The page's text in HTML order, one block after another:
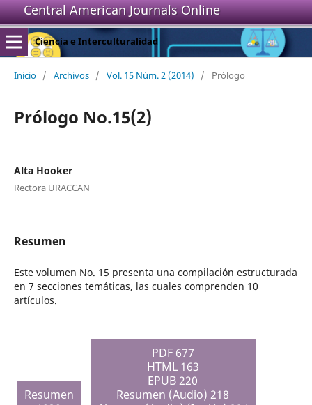
Central American Journals Online
Ciencia e Interculturalidad
Inicio / Archivos / Vol. 15 Núm. 2 (2014) / Prólogo
Prólogo No.15(2)
Alta Hooker
Rectora URACCAN
Resumen
Este volumen No. 15 presenta una compilación estructurada
en 7 secciones temáticas, las cuales comprenden 10
artículos.
Resumen
PDF 677
HTML 163
EPUB 220
Resumen (Audio) 218